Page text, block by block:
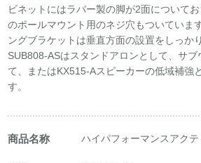
ビネットにはラバー製の脚が2面について
のポールマウント用のネジ穴もついていま
ングブラケットは垂直方面の設置をしっか
SUB808-ASはスタンドアロンとして、サブ
て、またはKX515-Aスピーカーの低域補強
す。
商品名称 ハイパフォーマンスアク